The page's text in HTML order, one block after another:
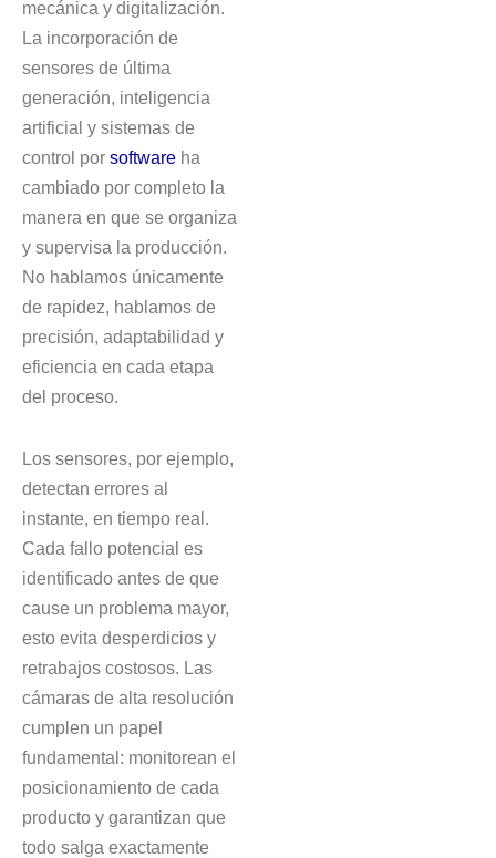
mecánica y digitalización.
La incorporación de
sensores de última
generación, inteligencia
artificial y sistemas de
control por software ha
cambiado por completo la
manera en que se organiza
y supervisa la producción.
No hablamos únicamente
de rapidez, hablamos de
precisión, adaptabilidad y
eficiencia en cada etapa
del proceso.
Los sensores, por ejemplo,
detectan errores al
instante, en tiempo real.
Cada fallo potencial es
identificado antes de que
cause un problema mayor,
esto evita desperdicios y
retrabajos costosos. Las
cámaras de alta resolución
cumplen un papel
fundamental: monitorean el
posicionamiento de cada
producto y garantizan que
todo salga exactamente